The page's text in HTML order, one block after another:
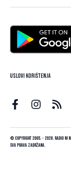
Uslovi korištenja
© Copyright 2005. - 2026. Radio M
Sva prava zadržana.